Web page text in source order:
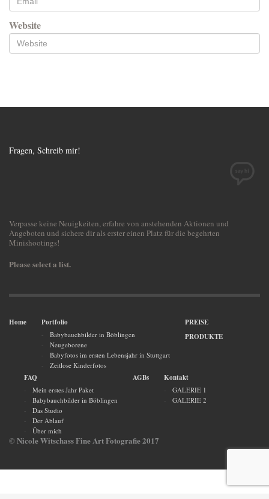
Website
Fragen, Schreib mir!
Verpasse keine Neuigkeiten, erfahre von anstehenden Aktionen und
Angeboten und sichere dir als erster einen Platz für die begehrten
Minishootings!
Please select a list.
Home Portfolio
Babybauchbilder in Böblingen
Neugeborene
Babyfotos im ersten Lebensjahr in Stuttgart
Zeitlose Kinderfotos
PREISE
PRODUKTE
FAQ
Mein erstes Jahr Paket
Babybauchbilder in Böblingen
Das Studio
Der Ablauf
Über mich
AGBs Kontakt
GALERIE 1
GALERIE 2
© Nicole Witschass Fine Art Fotografie 2017